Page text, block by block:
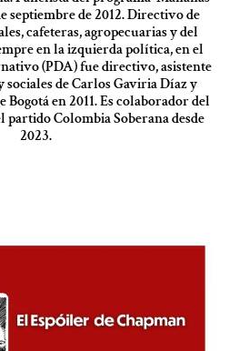
septiembre de 2012. Directivo de
cafeteras, agropecuarias y del
en la izquierda política, en el
(PDA) fue directivo, asistente
sociales de Carlos Gaviria Díaz y
Bogotá en 2011. Es colaborador del
partido Colombia Soberana desde
2023.